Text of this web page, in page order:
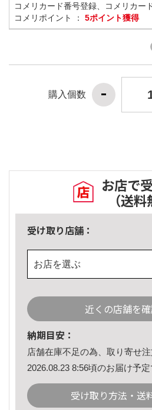
コメリカード番号登録、コメリカー
コメリポイント ： 5ポイント獲得
購入個数
お店で
（送料
受け取り店舗：
お店を選ぶ
近くの店舗を
納期目安：
店舗在庫不足の為、取り寄せ注
2026.08.23 8:56頃のお届け予定
受け取り方法・送